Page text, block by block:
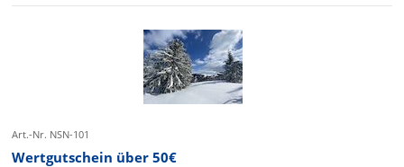
Art.-Nr. NSN-101
Wertgutschein über 50€